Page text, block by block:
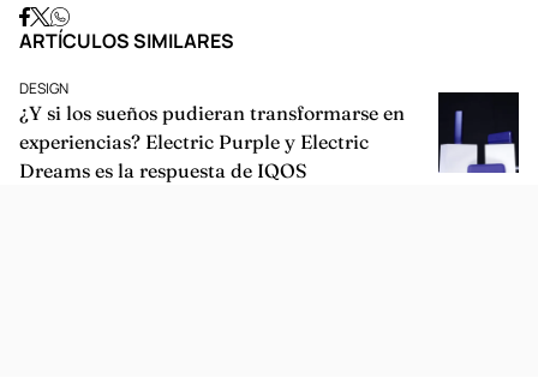
ARTÍCULOS SIMILARES
DESIGN
¿Y si los sueños pudieran transformarse en
experiencias? Electric Purple y Electric
Dreams es la respuesta de IQOS